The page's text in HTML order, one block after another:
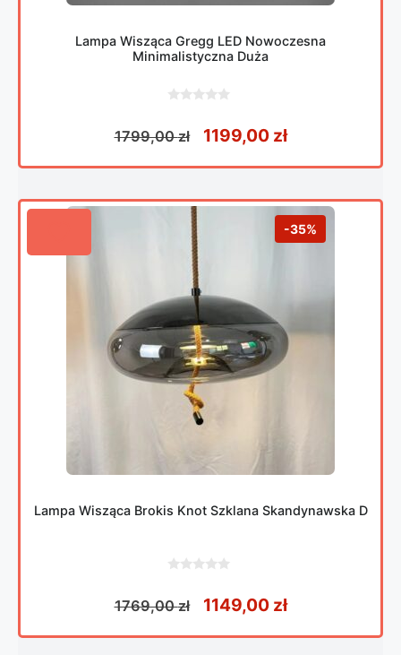
Lampa Wisząca Gregg LED Nowoczesna
Minimalistyczna Duża
5
1799,00zł Pierwotna cena
1199,00 złAktualna
-35%
Lampa Wisząca Brokis Knot Szklana Skandynawska D
5
1769,00zł Pierwotna cena
1149,00 złAktualna